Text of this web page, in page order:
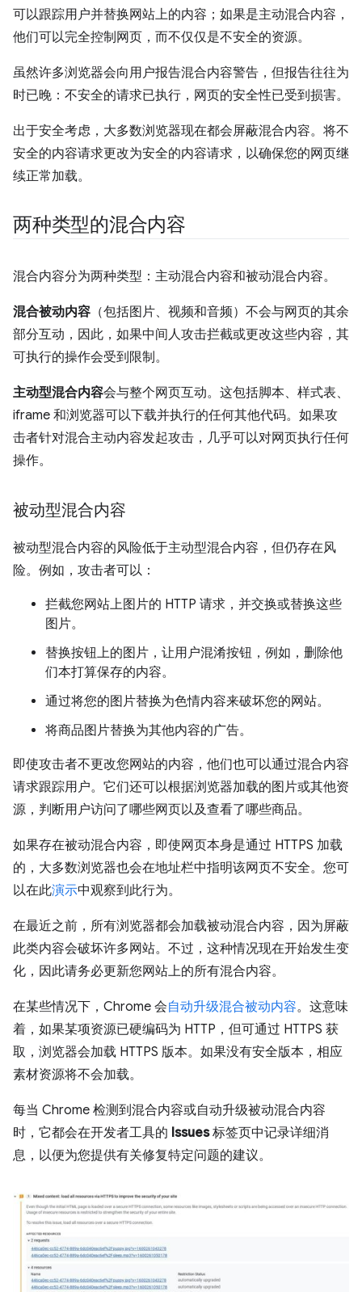
可以跟踪用户并替换网站上的内容；如果是主动混合内容，
他们可以完全控制网页，而不仅仅是不安全的资源。
虽然许多浏览器会向用户报告混合内容警告，但报告往往为
时已晚：不安全的请求已执行，网页的安全性已受到损害。
出于安全考虑，大多数浏览器现在都会屏蔽混合内容。将不
安全的内容请求更改为安全的内容请求，以确保您的网页继
续正常加载。
两种类型的混合内容
混合内容分为两种类型：主动混合内容和被动混合内容。
混合被动内容 （包括图片、视频和音频）不会与网页的其余
部分互动，因此，如果中间人攻击拦截或更改这些内容，其
可执行的操作会受到限制。
主动型混合内容会与整个网页互动。这包括脚本、样式表、
iframe 和浏览器可以下载并执行的任何其他代码。如果攻
击者针对混合主动内容发起攻击，几乎可以对网页执行任何
操作。
被动型混合内容
被动型混合内容的风险低于主动型混合内容，但仍存在风
险。例如，攻击者可以：
拦截您网站上图片的 HTTP 请求，并交换或替换这些
图片。
替换按钮上的图片，让用户混淆按钮，例如，删除他
们本打算保存的内容。
通过将您的图片替换为色情内容来破坏您的网站。
将商品图片替换为其他内容的广告。
即使攻击者不更改您网站的内容，他们也可以通过混合内容
请求跟踪用户。它们还可以根据浏览器加载的图片或其他资
源，判断用户访问了哪些网页以及查看了哪些商品。
如果存在被动混合内容，即使网页本身是通过 HTTPS 加载
的，大多数浏览器也会在地址栏中指明该网页不安全。您可
以在此演示中观察到此行为。
在最近之前，所有浏览器都会加载被动混合内容，因为屏蔽
此类内容会破坏许多网站。不过，这种情况现在开始发生变
化，因此请务必更新您网站上的所有混合内容。
在某些情况下，Chrome 会自动升级混合被动内容。这意味
着，如果某项资源已硬编码为 HTTP，但可通过 HTTPS 获
取，浏览器会加载 HTTPS 版本。如果没有安全版本，相应
素材资源将不会加载。
每当 Chrome 检测到混合内容或自动升级被动混合内容
时，它都会在开发者工具的 Issues标签页中记录详细消
息，以便为您提供有关修复特定问题的建议。